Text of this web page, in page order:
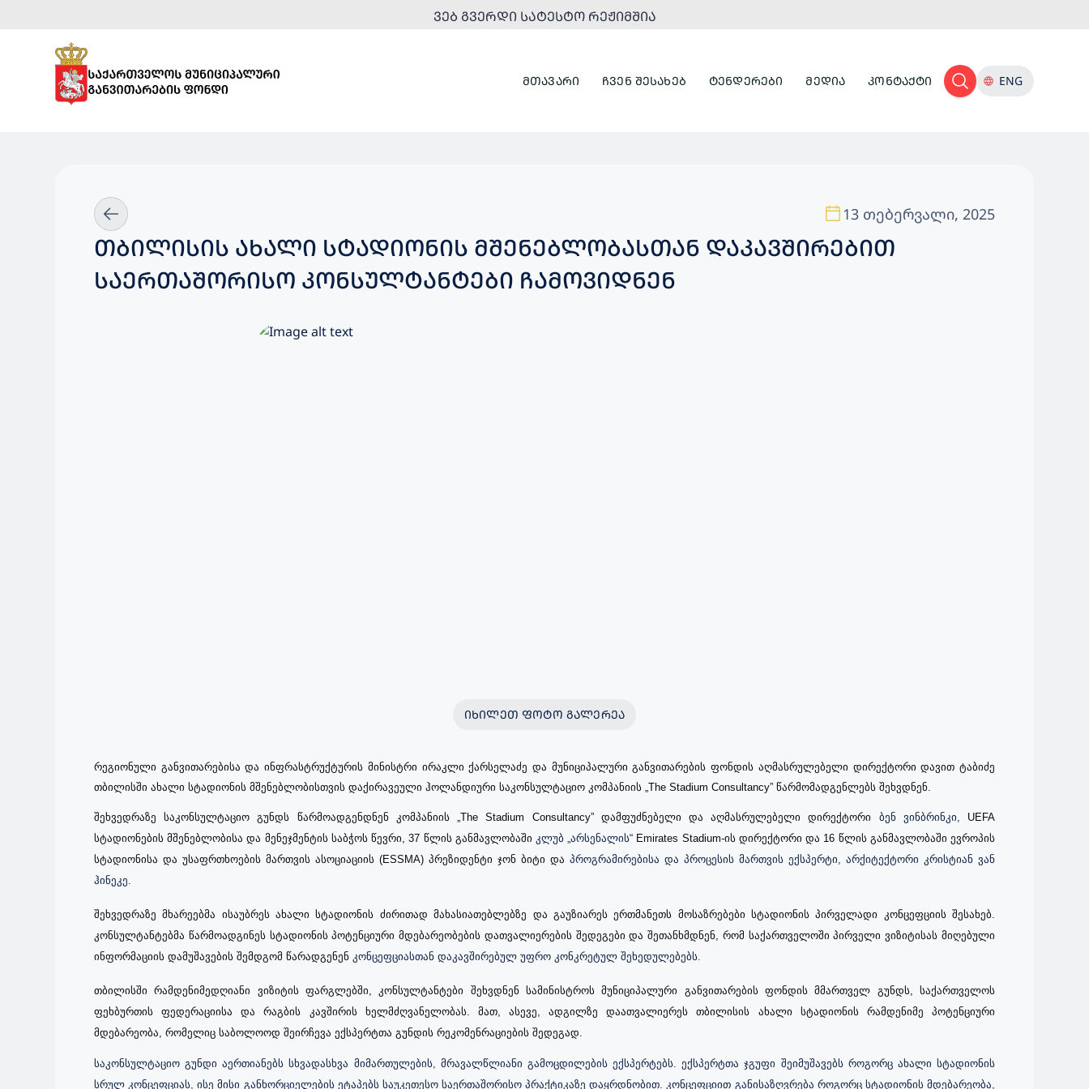
ᲕᲔᲑ ᲒᲕᲔᲠᲓᲘ ᲡᲐᲢᲔᲡᲢᲝ ᲠᲔᲟᲘᲛᲨᲘᲐ
ᲛᲗᲐᲕᲐᲠᲘ ᲩᲕᲔᲜ ᲨᲔᲡᲐᲮᲔᲑ ᲢᲔᲜᲓᲔᲠᲔᲑᲘ ᲛᲔᲓᲘᲐ ᲙᲝᲜᲢᲐᲥᲢᲘ ENG
13 თებერვალი, 2025
ᲗᲑᲘᲚᲘᲡᲘᲡ ᲐᲮᲐᲚᲘ ᲡᲢᲐᲓᲘᲝᲜᲘᲡ ᲛᲨᲔᲜᲔᲑᲚᲝᲑᲐᲡᲗᲐᲜ ᲓᲐᲙᲐᲕᲨᲘᲠᲔᲑᲘᲗ
ᲡᲐᲔᲠᲗᲐᲨᲝᲠᲘᲡᲝ ᲙᲝᲜᲡᲣᲚᲢᲐᲜᲢᲔᲑᲘ ᲩᲐᲛᲝᲕᲘᲓᲜᲔᲜ
ᲘᲮᲘᲚᲔᲗ ᲤᲝᲢᲝ ᲒᲐᲚᲔᲠᲔᲐ
რეგიონული განვითარებისა და ინფრასტრუქტურის მინისტრი ირაკლი ქარსელაძე და მუნიციპალური განვითარების ფონდის აღმასრულებელი დირექტორი დავით ტაბიძე
თბილისში ახალი სტადიონის მშენებლობისთვის დაქირავეული ჰოლანდიური საკონსულტაციო კომპანიის „The Stadium Consultancy” წარმომადგენლებს შეხვდნენ.
შეხვედრაზე საკონსულტაციო გუნდს წარმოადგენდნენ კომპანიის„The Stadium Consultancy” დამფუძნებელი და აღმასრულებელი დირექტორი ბენ ვინბრინკი, UEFA
სტადიონების მშენებლობისა და მენეჯმენტის საბჭოს წევრი, 37 წლის განმავლობაში კლუბ „არსენალის“ Emirates Stadium-ის დირექტორი და 16 წლის განმავლობაში ევროპის
სტადიონისა და უსაფრთხოების მართვის ასოციაციის (ESSMA) პრეზიდენტი ჯონ ბიტი და პროგრამირებისა და პროცესის მართვის ექსპერტი, არქიტექტორი კრისტიან ვან
ჰინეკე.
შეხვედრაზე მხარეებმა ისაუბრეს ახალი სტადიონის ძირითად მახასიათებლებზე და გაუზიარეს ერთმანეთს მოსაზრებები სტადიონის პირველადი კონცეფციის შესახებ.
კონსულტანტებმა წარმოადგინეს სტადიონის პოტენციური მდებარეობების დათვალიერების შედეგები და შეთანხმდნენ, რომ საქართველოში პირველი ვიზიტისას მიღებული
ინფორმაციის დამუშავების შემდგომ წარადგენენ კონცეფციასთან დაკავშირებულ უფრო კონკრეტულ შეხედულებებს.
თბილისში რამდენიმედღიანი ვიზიტის ფარგლებში, კონსულტანტები შეხვდნენ სამინისტროს მუნიციპალური განვითარების ფონდის მმართველ გუნდს, საქართველოს
ფეხბურთის ფედერაციისა და რაგბის კავშირის ხელმძღვანელობას. მათ, ასევე, ადგილზე დაათვალიერეს თბილისის ახალი სტადიონის რამდენიმეპოტენციური
მდებარეობა, რომელიც საბოლოოდ შეირჩევა ექსპერტთა გუნდის რეკომენრაციების შედეგად.
საკონსულტაციო გუნდი აერთიანებს სხვადასხვა მიმართულების, მრავალწლიანი გამოცდილების ექსპერტებს. ექსპერტთა ჯგუფი შეიმუშავებს როგორც ახალი სტადიონის
სრულ კონცეფციას, ისე მისი განხორციელების ეტაპებს საუკეთესო საერთაშორისო პრაქტიკაზე დაყრდნობით. კონცეფციით განისაზღვრება როგორც სტადიონის მდებარეობა,